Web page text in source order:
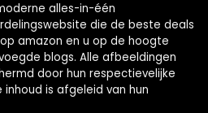
alles-in-één
die de beste deals
amazon en u op de hoogte
blogs. Alle afbeeldingen
door hun respectievelijke
is afgeleid van hun